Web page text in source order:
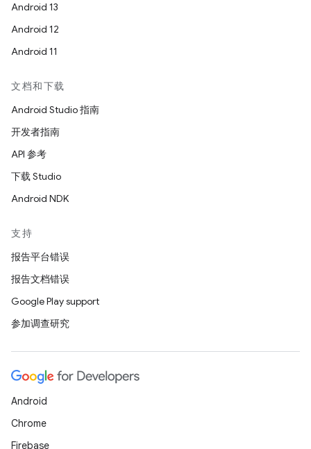
Android 13
Android 12
Android 11
文档和下载
Android Studio 指南
开发者指南
API 参考
下载 Studio
Android NDK
支持
报告平台错误
报告文档错误
Google Play support
参加调查研究
Android
Chrome
Firebase